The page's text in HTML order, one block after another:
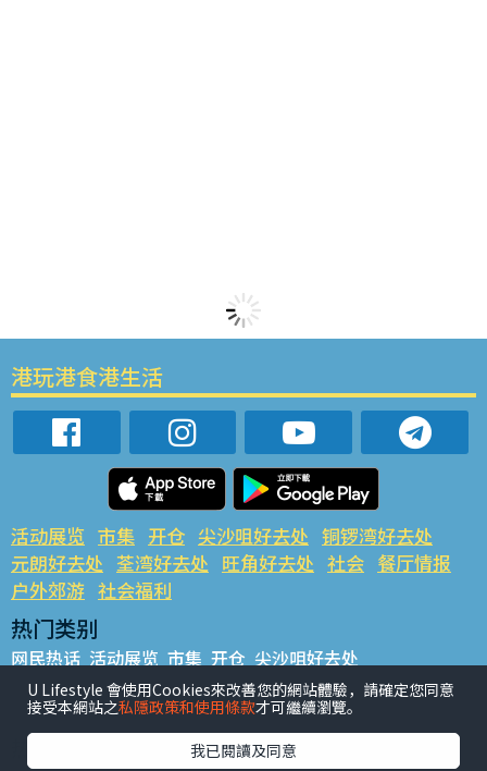
港玩港食港生活
活动展览 市集 开仓 尖沙咀好去处 铜锣湾好去处
元朗好去处 荃湾好去处 旺角好去处 社会 餐厅情报
户外郊游 社会福利
热门类别
网民热话 活动展览 市集 开仓 尖沙咀好去处
铜锣湾好去处 元朗好去处 荃湾好去处 旺角好去处 社会
餐厅情报 户外郊游
热门标签
U Lifestyle 會使用Cookies來改善您的網站體驗，請確定您同意
接受本網站之私隱政策和使用條款才可繼續瀏覽。
我已閱讀及同意